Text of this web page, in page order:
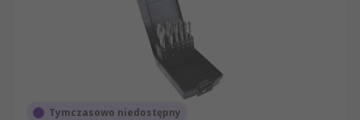
Tymczasowo niedostępny